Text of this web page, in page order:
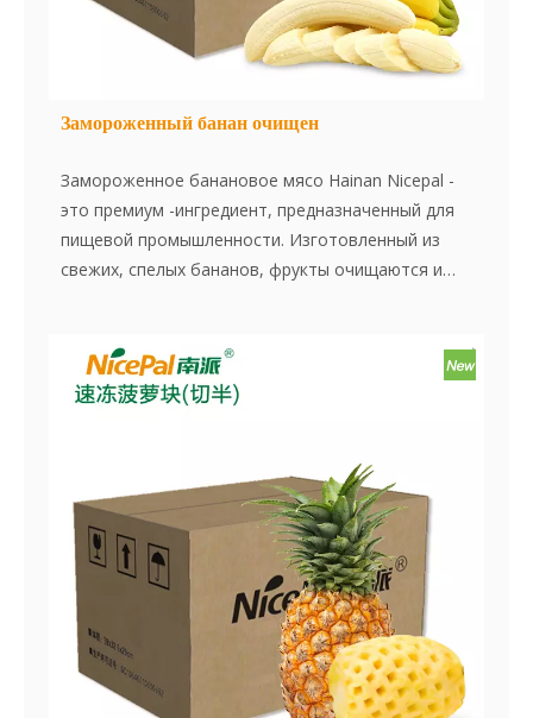
Замороженный банан очищен
Замороженное банановое мясо Hainan Nicepal -
это премиум -ингредиент, предназначенный для
пищевой промышленности. Изготовленный из
свежих, спелых бананов, фрукты очищаются и
идеально подходит для использования в смузи,
десертах, выпечке и различных кулинарных
надежный, готовый банановый ингредиент.